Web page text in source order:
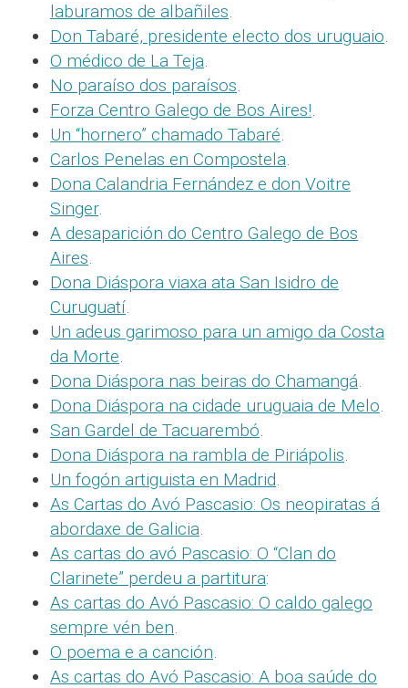
laburamos de albañiles.
Don Tabaré, presidente electo dos uruguaio.
O médico de La Teja.
No paraíso dos paraísos.
Forza Centro Galego de Bos Aires!.
Un “hornero” chamado Tabaré.
Carlos Penelas en Compostela.
Dona Calandria Fernández e don Voitre
Singer.
A desaparición do Centro Galego de Bos
Aires.
Dona Diáspora viaxa ata San Isidro de
Curuguatí.
Un adeus garimoso para un amigo da Costa
da Morte.
Dona Diáspora nas beiras do Chamangá.
Dona Diáspora na cidade uruguaia de Melo.
San Gardel de Tacuarembó.
Dona Diáspora na rambla de Piriápolis.
Un fogón artiguista en Madrid.
As Cartas do Avó Pascasio: Os neopiratas á
abordaxe de Galicia.
As cartas do avó Pascasio: O “Clan do
Clarinete” perdeu a partitura:
As cartas do Avó Pascasio: O caldo galego
sempre vén ben.
O poema e a canción.
As cartas do Avó Pascasio: A boa saúde do